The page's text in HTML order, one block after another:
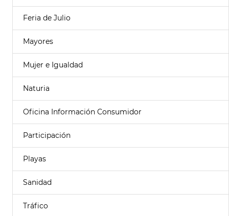
Feria de Julio
Mayores
Mujer e Igualdad
Naturia
Oficina Información Consumidor
Participación
Playas
Sanidad
Tráfico